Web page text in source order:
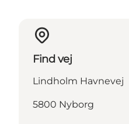
Find vej
Lindholm Havnevej
5800 Nyborg